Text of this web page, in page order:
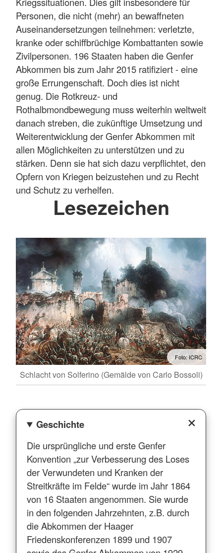
Personen, die nicht (mehr) an bewaffneten
Auseinandersetzungen teilnehmen: verletzte,
kranke oder schiffbrüchige Kombattanten sowie
Zivilpersonen. 196 Staaten haben die Genfer
Abkommen bis zum Jahr 2015 ratifiziert - eine
große Errungenschaft. Doch dies ist nicht
genug. Die Rotkreuz- und
Rothalbmondbewegung muss weiterhin weltweit
danach streben, die zukünftige Umsetzung und
Weiterentwicklung der Genfer Abkommen mit
allen Möglichkeiten zu unterstützen und zu
stärken. Denn sie hat sich dazu verpflichtet, den
Opfern von Kriegen beizustehen und zu Recht
und Schutz zu verhelfen.
Lesezeichen
Foto: ICRC
Schlacht von Solferino (Gemälde von Carlo Bossoli)
Geschichte
Die ursprüngliche und erste Genfer
Konvention „zur Verbesserung des Loses
der Verwundeten und Kranken der
Streitkräfte im Felde“ wurde im Jahr 1864
von 16 Staaten angenommen. Sie wurde
in den folgenden Jahrzehnten, z.B. durch
die Abkommen der Haager
Friedenskonferenzen 1899 und 1907